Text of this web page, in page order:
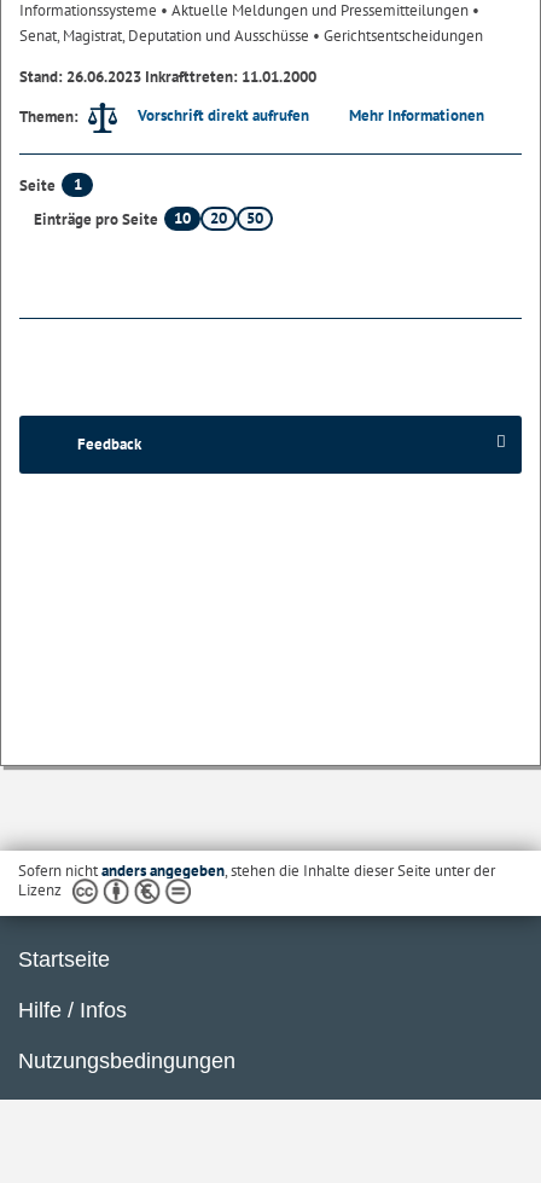
Informationssysteme • Aktuelle Meldungen und Pressemitteilungen •
Senat, Magistrat, Deputation und Ausschüsse • Gerichtsentscheidungen
Stand: 26.06.2023 Inkrafttreten: 11.01.2000
Themen:
Vorschrift direkt aufrufen Mehr Informationen
Seite
1
Einträge pro Seite
10 20 50
Feedback
Sofern nichtanders angegeben, stehen die Inhalte dieser Seite unter der
Lizenz
Startseite
Hilfe / Infos
Nutzungsbedingungen